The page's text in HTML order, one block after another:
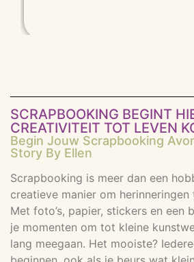
SCRAPBOOKING BEGINT
CREATIVITEIT TOT LEVEN
Begin Jouw Scrapbooking
Story By Ellen
Scrapbooking is meer dan een
creatieve manier om
Met foto’s, papier, stickers en een
je momenten om tot kleine
lang meegaan. Het mooiste?